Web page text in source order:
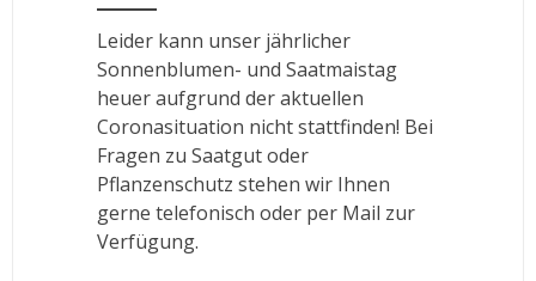
Leider kann unser jährlicher
Sonnenblumen- und Saatmaistag
heuer aufgrund der aktuellen
Coronasituation nicht stattfinden! Bei
Fragen zu Saatgut oder
Pflanzenschutz stehen wir Ihnen
gerne telefonisch oder per Mail zur
Verfügung.